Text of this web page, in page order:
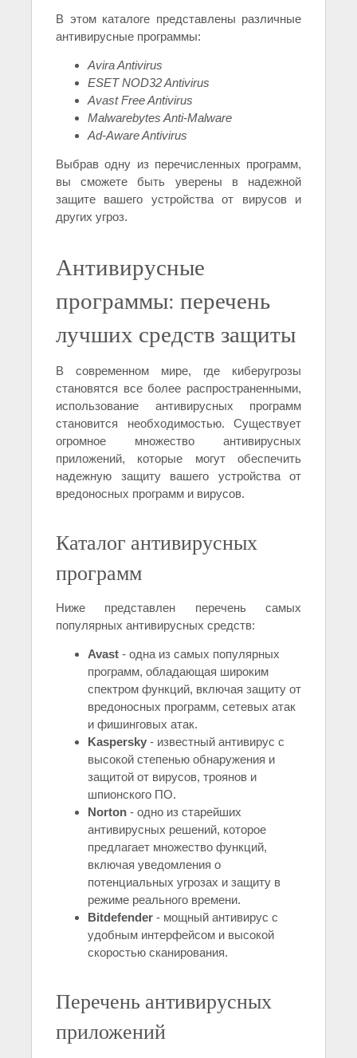
В этом каталоге представлены различные
антивирусные программы:
Avira Antivirus
ESET NOD32 Antivirus
Avast Free Antivirus
Malwarebytes Anti-Malware
Ad-Aware Antivirus
Выбрав одну из перечисленных программ,
вы сможете быть уверены в надежной
защите вашего устройства от вирусов и
других угроз.
Антивирусные
программы: перечень
лучших средств защиты
В современном мире, где киберугрозы
становятся все более распространенными,
использование антивирусных программ
становится необходимостью. Существует
огромное множество антивирусных
приложений, которые могут обеспечить
надежную защиту вашего устройства от
вредоносных программ и вирусов.
Каталог антивирусных
программ
Ниже представлен перечень самых
популярных антивирусных средств:
Avast - одна из самых популярных
программ, обладающая широким
спектром функций, включая защиту от
вредоносных программ, сетевых атак
и фишинговых атак.
Kaspersky - известный антивирус с
высокой степенью обнаружения и
защитой от вирусов, троянов и
шпионского ПО.
Norton - одно из старейших
антивирусных решений, которое
предлагает множество функций,
включая уведомления о
потенциальных угрозах и защиту в
режиме реального времени.
Bitdefender - мощный антивирус с
удобным интерфейсом и высокой
скоростью сканирования.
Перечень антивирусных
приложений